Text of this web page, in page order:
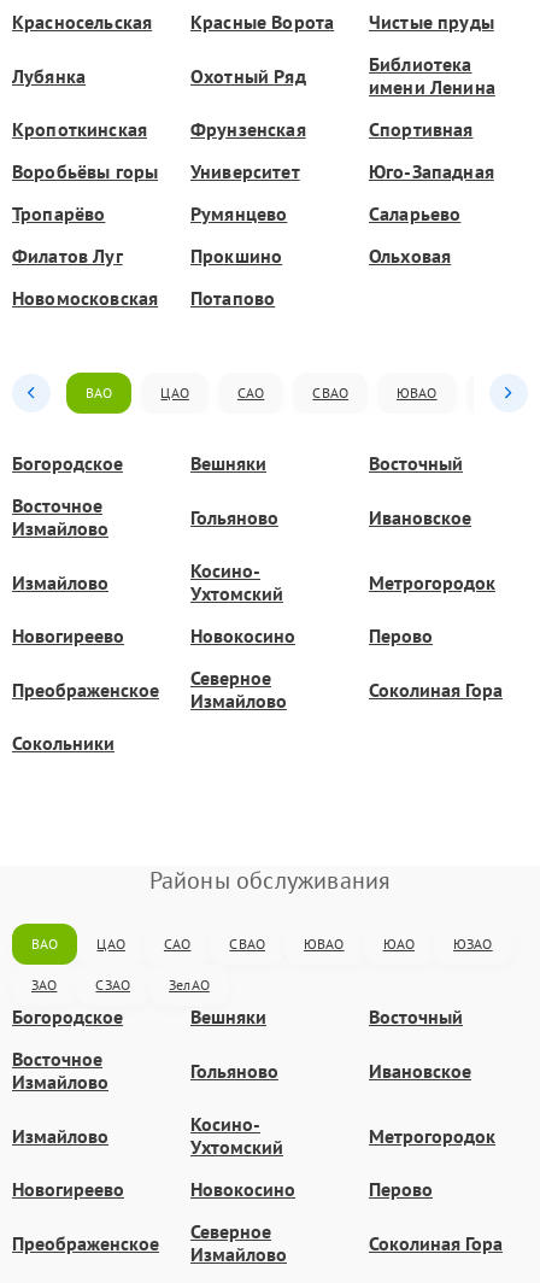
Красносельская Красные Ворота Чистые пруды
Лубянка Охотный Ряд
Библиотека
имени Ленина
Кропоткинская
Фрунзенская
Спортивная
Воробьёвы горы
Университет
Юго-Западная
Тропарёво
Румянцево
Саларьево
Филатов Луг
Прокшино
Ольховая
Новомосковская
Потапово
ВАО ЦАО САО СВАО ЮВАО ЮАО
Богородское Вешняки
Восточный
Восточное
Измайлово
Гольяново Ивановское
Измайлово
Косино-
Ухтомский
Метрогородок
Новогиреево Новокосино Перово
Преображенское
Северное
Измайлово
Соколиная Гора
Сокольники
Районы обслуживания
ВАО ЦАО САО СВАО ЮВАО ЮАО ЮЗАО
ЗАО СЗАО ЗелАО
Богородское Вешняки
Восточный
Восточное
Измайлово
Гольяново Ивановское
Измайлово
Косино-
Ухтомский
Метрогородок
Новогиреево Новокосино Перово
Преображенское
Северное
Измайлово
Соколиная Гора